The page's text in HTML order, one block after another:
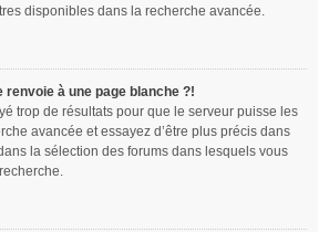
disponibles dans la recherche avancée.
renvoie à une page blanche ?!
trop de résultats pour que le serveur puisse les
avancée et essayez d’être plus précis dans
la sélection des forums dans lesquels vous